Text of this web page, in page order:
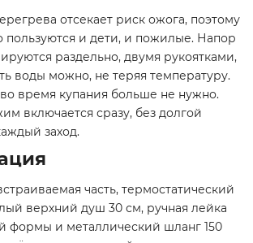
отсекает риск ожога, поэтому
и дети, и пожилые. Напор
раздельно, двумя рукоятками,
воды можно, не теряя температуру.
время купания больше не нужно.
включается сразу, без долгой
заход.
часть, термостатический
верхний душ 30 см, ручная лейка
формы и металлический шланг 150